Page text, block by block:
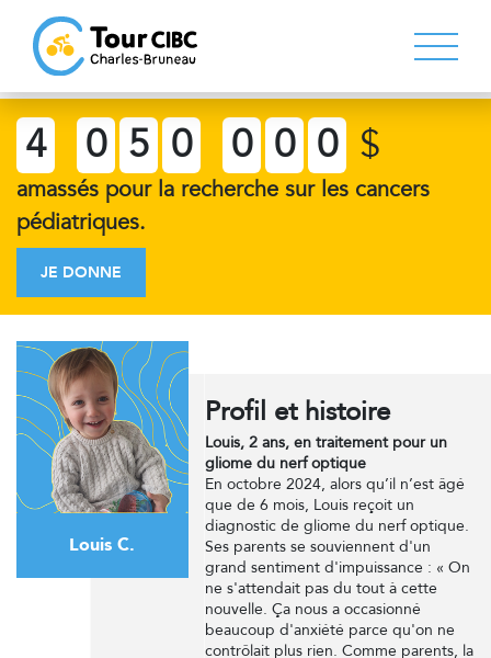
4 0 5 0 0 0 0 $
amassés pour la recherche sur les cancers
pédiatriques.
JE DONNE
Louis C.
Profil et histoire
Louis, 2 ans, en traitement pour un
gliome du nerf optique
En octobre 2024, alors qu’il n’est âgé
que de 6 mois, Louis reçoit un
diagnostic de gliome du nerf optique.
Ses parents se souviennent d'un
grand sentiment d'impuissance : « On
ne s'attendait pas du tout à cette
nouvelle. Ça nous a occasionné
beaucoup d'anxiété parce qu'on ne
contrôlait plus rien. Comme parents, la